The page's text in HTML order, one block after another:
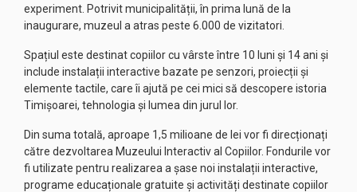
experiment. Potrivit municipalității, în prima lună de la
inaugurare, muzeul a atras peste 6.000 de vizitatori.
Spațiul este destinat copiilor cu vârste între 10 luni și 14 ani și
include instalații interactive bazate pe senzori, proiecții și
elemente tactile, care îi ajută pe cei mici să descopere istoria
Timișoarei, tehnologia și lumea din jurul lor.
Din suma totală, aproape 1,5 milioane de lei vor fi direcționați
către dezvoltarea Muzeului Interactiv al Copiilor. Fondurile vor
fi utilizate pentru realizarea a șase noi instalații interactive,
programe educaționale gratuite și activități destinate copiilor